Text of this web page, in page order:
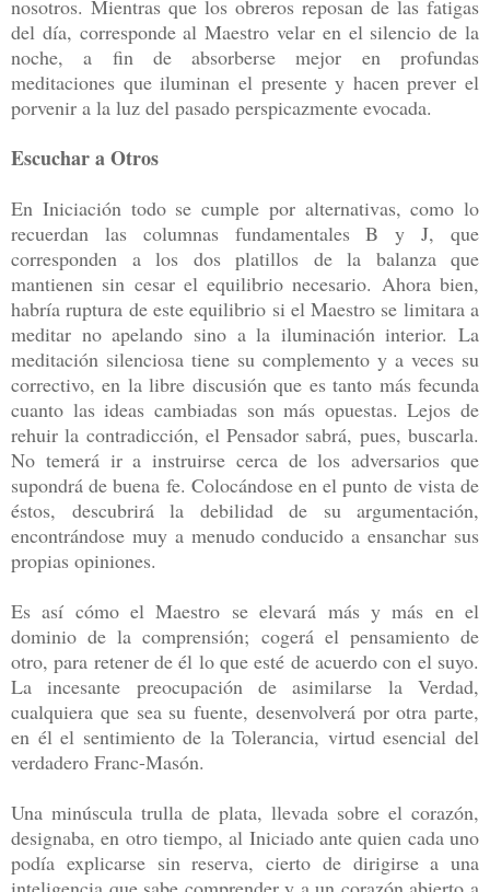
nosotros. Mientras que los obreros reposan de las fatigas
del día, corresponde al Maestro velar en el silencio de la
noche, a fin de absorberse mejor en profundas
meditaciones que iluminan el presente y hacen prever el
porvenir a la luz del pasado perspicazmente evocada.
Escuchar a Otros
En Iniciación todo se cumple por alternativas, como lo
recuerdan las columnas fundamentales B y J, que
corresponden a los dos platillos de la balanza que
mantienen sin cesar el equilibrio necesario. Ahora bien,
habría ruptura de este equilibrio si el Maestro se limitara a
meditar no apelando sino a la iluminación interior. La
meditación silenciosa tiene su complemento y a veces su
correctivo, en la libre discusión que es tanto más fecunda
cuanto las ideas cambiadas son más opuestas. Lejos de
rehuir la contradicción, el Pensador sabrá, pues, buscarla.
No temerá ir a instruirse cerca de los adversarios que
supondrá de buena fe. Colocándose en el punto de vista de
éstos, descubrirá la debilidad de su argumentación,
encontrándose muy a menudo conducido a ensanchar sus
propias opiniones.
Es así cómo el Maestro se elevará más y más en el
dominio de la comprensión; cogerá el pensamiento de
otro, para retener de él lo que esté de acuerdo con el suyo.
La incesante preocupación de asimilarse la Verdad,
cualquiera que sea su fuente, desenvolverá por otra parte,
en él el sentimiento de la Tolerancia, virtud esencial del
verdadero Franc-Masón.
Una minúscula trulla de plata, llevada sobre el corazón,
designaba, en otro tiempo, al Iniciado ante quien cada uno
podía explicarse sin reserva, cierto de dirigirse a una